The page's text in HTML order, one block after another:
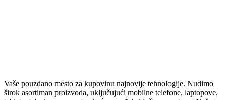
ELEKTRIČNA VOZILA
Vaše pouzdano mesto za kupovinu najnovije tehnologije. Nudimo
širok asortiman proizvoda, uključujući mobilne telefone, laptopove,